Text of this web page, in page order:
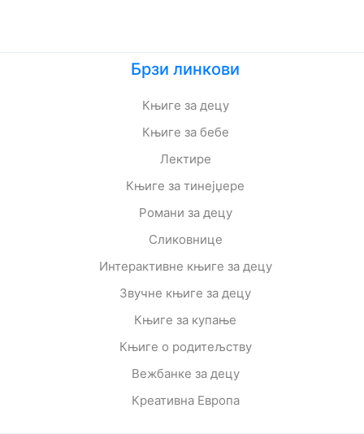
Брзи линкови
Књиге за децу
Књиге за бебе
Лектире
Књиге за тинејџере
Романи за децу
Сликовнице
Интерактивне књиге за децу
Звучне књиге за децу
Књиге за купање
Књиге о родитељству
Вежбанке за децу
Креативна Европа